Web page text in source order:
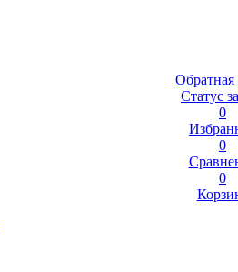
Обратная
Статус
0
0
0